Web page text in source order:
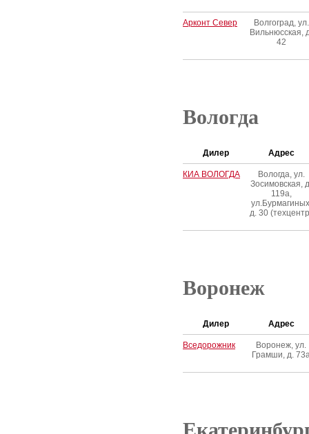
Арконт Север
Волгоград, ул.
Вильнюсская,
42
Вологда
Дилер Адрес
КИА ВОЛОГДА
Вологда, ул.
Зосимовская,
119а,
д. 30
Воронеж
Дилер Адрес
Вседорожник
Воронеж, ул.
Грамши, д.